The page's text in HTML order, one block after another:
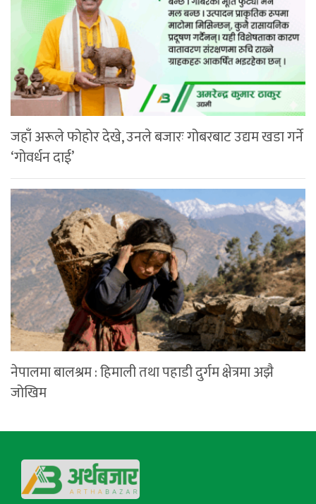
जहाँ अरूले फोहोर देखे, उनले बजारः गोबरबाट उद्यम खडा गर्ने
‘गोवर्धन दाई’
नेपालमा बालश्रम : हिमाली तथा पहाडी दुर्गम क्षेत्रमा अझै
जोखिम